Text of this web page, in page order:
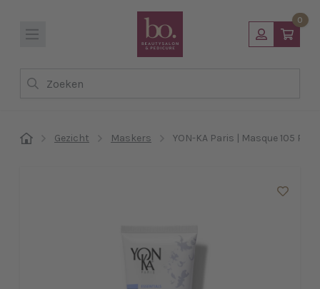
0
Zoeken
Gezicht Maskers YON-KA Paris | Masque 105 PS